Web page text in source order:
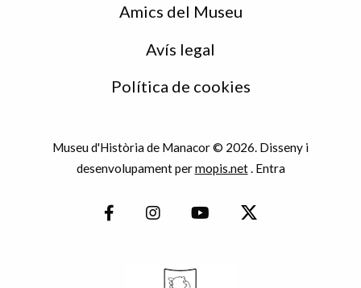
Amics del Museu
Avís legal
Política de cookies
Museu d'Història de Manacor © 2026. Disseny i
desenvolupament permopis.net. Entra